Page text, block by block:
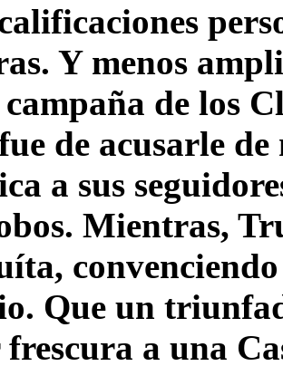
Y menos
de los
de acusarle
a sus
Mientras,
Que un
a una